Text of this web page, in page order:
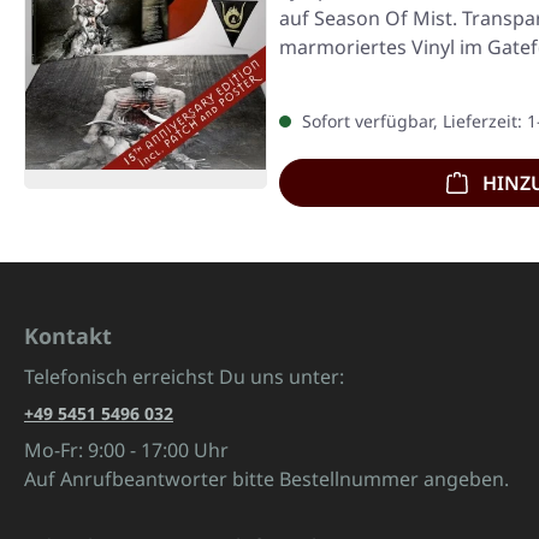
auf Season Of Mist.
marmoriertes Vinyl im
Sofort verfügbar, Lieferzeit:
Kontakt
Telefonisch erreichst Du uns unter:
+49 5451 5496 032
Mo-Fr: 9:00 - 17:00 Uhr
Auf Anrufbeantworter bitte Bestellnummer angeben.